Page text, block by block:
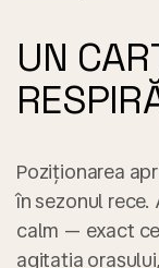
UN
Poziționarea
în sezonul
calm — exact
agitația